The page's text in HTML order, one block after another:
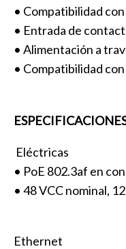
• Compatibilidad
• Entrada de
• Alimentación a
• Compatibilidad
Eléctricas
• PoE 802.3af en
• 48 VCC nominal,
Ethernet